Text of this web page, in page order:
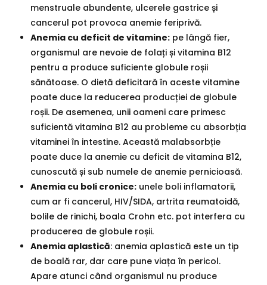
menstruale abundente, ulcerele gastrice și
cancerul pot provoca anemie feriprivă.
Anemia cu deficit de vitamine: pe lângă fier,
organismul are nevoie de folați și vitamina B12
pentru a produce suficiente globule roșii
sănătoase. O dietă deficitară în aceste vitamine
poate duce la reducerea producției de globule
roșii. De asemenea, unii oameni care primesc
suficientă vitamina B12 au probleme cu absorbția
vitaminei în intestine. Această malabsorbție
poate duce la anemie cu deficit de vitamina B12,
cunoscută și sub numele de anemie pernicioasă.
Anemia cu boli cronice: unele boli inflamatorii,
cum ar fi cancerul, HIV/SIDA, artrita reumatoidă,
bolile de rinichi, boala Crohn etc. pot interfera cu
producerea de globule roșii.
Anemia aplastică: anemia aplastică este un tip
de boală rar, dar care pune viața în pericol.
Apare atunci când organismul nu produce